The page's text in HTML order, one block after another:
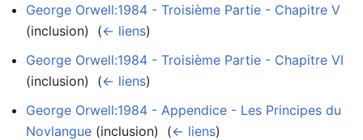
George Orwell:1984 - Troisième Partie - Chapitre V
(inclusion) ‎ (← liens)
George Orwell:1984 - Troisième Partie - Chapitre VI
(inclusion) ‎ (← liens)
George Orwell:1984 - Appendice - Les Principes du
Novlangue (inclusion) ‎ (← liens)